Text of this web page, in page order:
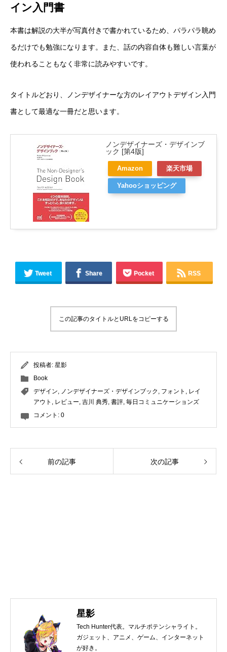
イン入門書
本書は解説の大半が写真付きで書かれているため、パラパラ眺め
るだけでも勉強になります。また、話の内容自体も難しい言葉が
使われることもなく非常に読みやすいです。
タイトルどおり、ノンデザイナーな方のレイアウトデザイン入門
書として最適な一冊だと思います。
ノンデザイナーズ・デザインブ
ック [第4版]
Amazon 楽天市場
Yahooショッピング
Tweet Share Pocket RSS
この記事のタイトルとURLをコピーする
投稿者: 星影
Book
デザイン, ノンデザイナーズ・デザインブック , フォント , レイ
アウト , レビュー, 吉川 典秀, 書評, 毎日コミュニケーションズ
コメント: 0
前の記事 次の記事
星影
Tech Hunter代表。マルチポテンシャライト。
ガジェット、アニメ、ゲーム、インターネット
が好き。